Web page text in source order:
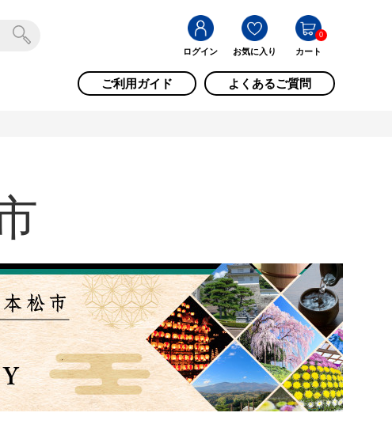
ログイン お気に入り カート
0
ご利用ガイド よくあるご質問